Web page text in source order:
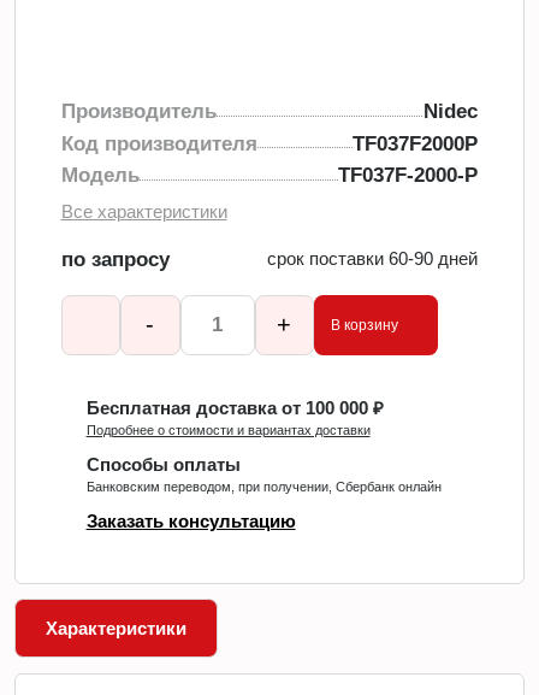
Производитель
Nidec
Код производителя
TF037F2000P
Модель
TF037F-2000-P
Все характеристики
по запросу срок поставки 60-90 дней
- + В корзину
Бесплатная доставка от 100 000 ₽
Подробнее о стоимости и вариантах доставки
Способы оплаты
Банковским переводом, при получении, Сбербанк онлайн
Заказать консультацию
Характеристики